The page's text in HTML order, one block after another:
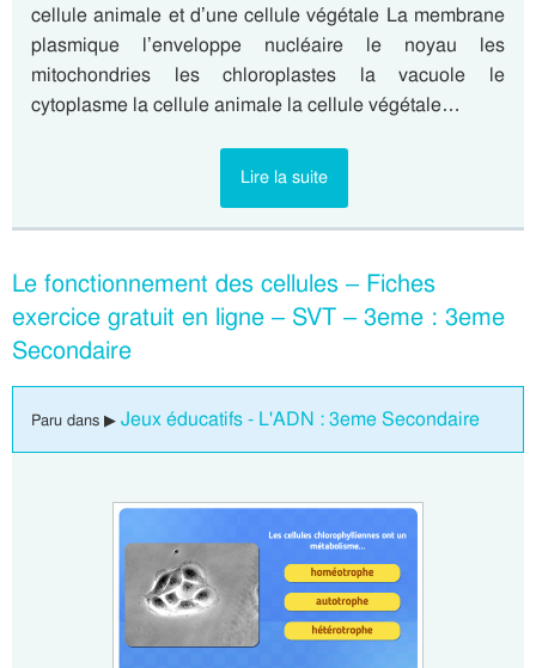
cellule animale et d’une cellule végétale La membrane
plasmique l’enveloppe nucléaire le noyau les
mitochondries les chloroplastes la vacuole le
cytoplasme la cellule animale la cellule végétale…
Lire la suite
Le fonctionnement des cellules – Fiches
exercice gratuit en ligne – SVT – 3eme : 3eme
Secondaire
Paru dans ▶ Jeux éducatifs - L'ADN : 3eme Secondaire